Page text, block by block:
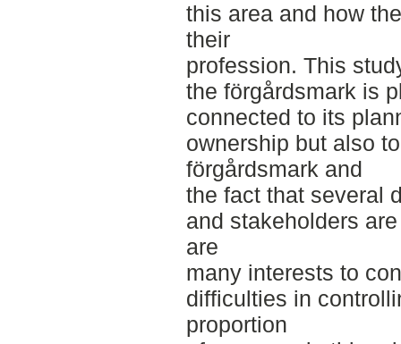
this area and how
their
profession. This
the förgårdsmark is
connected to its
ownership but also
förgårdsmark and
the fact that several
and stakeholders
are
many interests to
difficulties in
proportion